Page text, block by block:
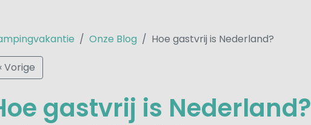
Onze Blog Hoe gastvrij is Nederland?
Vorige
gastvrij is Nederland?